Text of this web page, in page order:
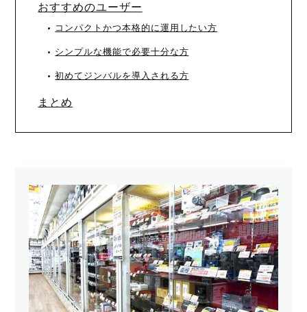
おすすめのユーザー
コンパクトかつ本格的に運用したい方
シンプルな機能で必要十分な方
初めてジンバルを導入される方
まとめ